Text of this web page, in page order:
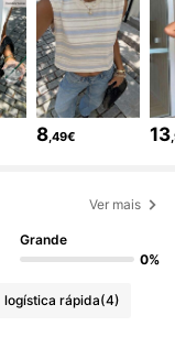
8,49€ 13
Ver mais
Grande
0%
logística rápida(4)